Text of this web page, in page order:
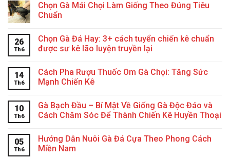
Chọn Gà Mái Chọi Làm Giống Theo Đúng Tiêu
Chuẩn
26
Th6
Chọn Gà Đá Hay: 3+ cách tuyển chiến kê chuẩn
được sư kê lão luyện truyền lại
14
Th6
Cách Pha Rượu Thuốc Om Gà Chọi: Tăng Sức
Mạnh Chiến Kê
10
Th6
Gà Bạch Đầu – Bí Mật Về Giống Gà Độc Đáo và
Cách Chăm Sóc Để Thành Chiến Kê Huyền Thoại
05
Th6
Hướng Dẫn Nuôi Gà Đá Cựa Theo Phong Cách
Miền Nam